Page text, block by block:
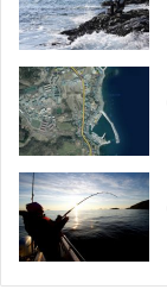
김시온